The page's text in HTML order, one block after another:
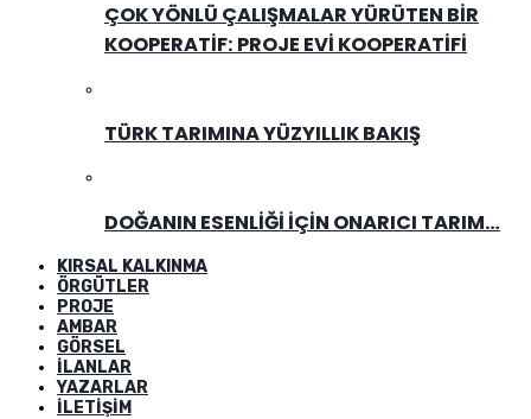
ÇOK YÖNLÜ ÇALIŞMALAR YÜRÜTEN BIR
KOOPERATIF: PROJE EVI KOOPERATIFI
TÜRK TARIMINA YÜZYILLIK BAKIŞ
DOĞANIN ESENLIĞI İÇIN ONARICI TARIM…
KIRSAL KALKINMA
ÖRGÜTLER
PROJE
AMBAR
GÖRSEL
İLANLAR
YAZARLAR
İLETIŞIM